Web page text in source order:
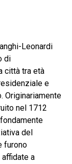
Leonardi
di
città tra età
e
Originariamente
nel 1712
del
furono
a